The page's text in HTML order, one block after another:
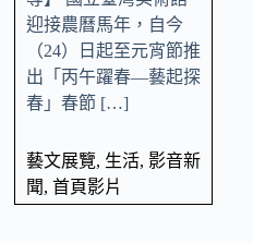
迎接農曆馬年，自今
（24）日起至元宵節推
出「丙午躍春—藝起探
春」春節 […]
藝文展覽, 生活, 影音新
聞, 首頁影片